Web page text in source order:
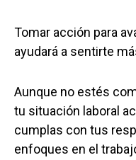
Tomar acción para
ayudará a sentirte
Aunque no estés
tu situación laboral
cumplas con tus
enfoques en el